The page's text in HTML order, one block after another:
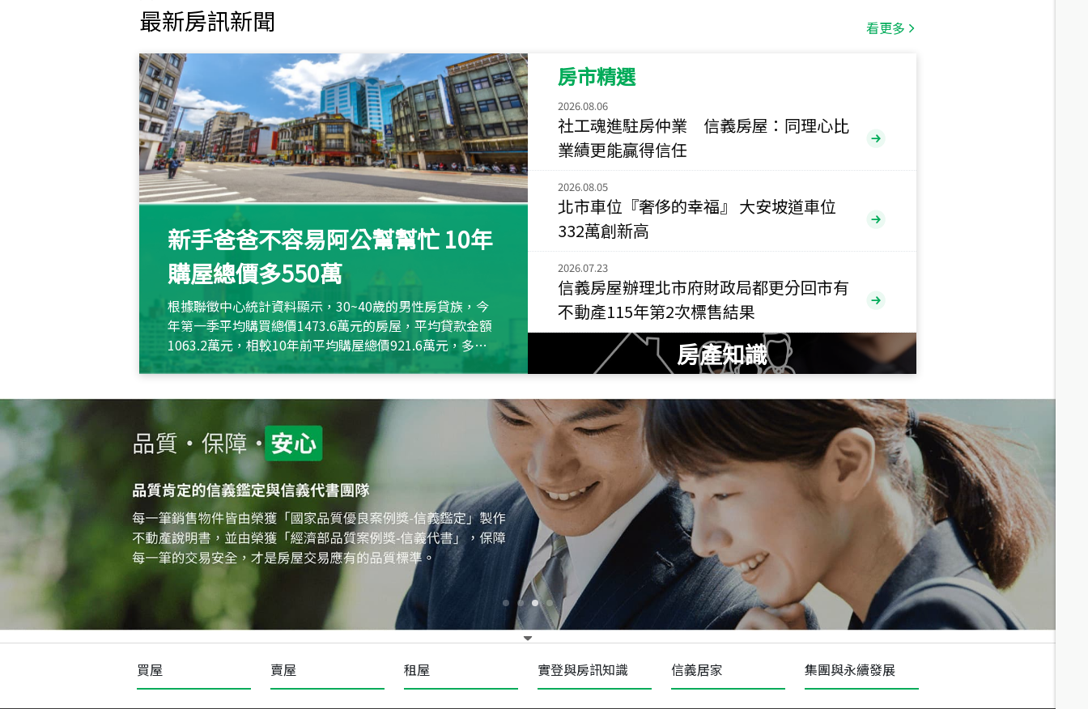
115
新北市永和區環河西路二段
115年07月 成交
央央 5,800萬
115年
小西華
115年07月 成交
捷豹
台北市中山區長春路
總價
115年07月 成交
十泉十美
台北市北投區光明路
總價
1,020 萬
年 07 月 成交
四維天廈
新竹市新竹市四維路
總價
490萬
115 月 成交
菁英典藏
新竹市新竹市慈祥路
1,808萬
最新房訊新聞 看更多
新手爸爸不容易阿公幫幫忙 10年
購屋總價多550萬
根據聯徵中心統計資料顯示，30~40歲的男性房貸族，今
年第一季平均購買總價1473.6萬元的房屋，平均貸款金額
1063.2萬元，相較10年前平均購屋總價921.6萬元，多出
約550萬元，且貸款金額也多
房市精選
2026.08.06
社工魂進駐房仲業 信義房屋：同理心比
業績更能贏得信任
2026.08.05
北市車位『奢侈的幸福』 大安坡道車位
332萬創新高
2026.07.23
信義房屋辦理北市府財政局都更分回市有
不動產115年第2次標售結果
房產知識
買屋 賣屋 租屋 實登與房訊知識 信義居家 集團與永續發展